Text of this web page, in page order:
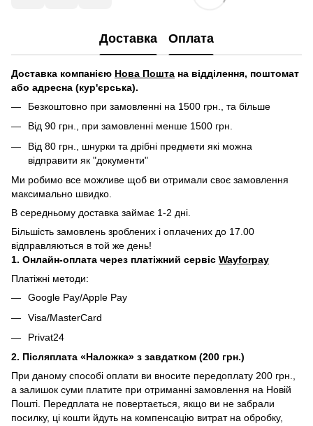
Доставка Оплата
Доставка компанією Нова Пошта на відділення, поштомат
або адресна (кур'єрська).
Безкоштовно при замовленні на 1500 грн., та більше
Від 90 грн., при замовленні менше 1500 грн.
Від 80 грн., шнурки та дрібні предмети які можна
відправити як "документи"
Ми робимо все можливе щоб ви отримали своє замовлення
максимально швидко.
В середньому доставка займає 1-2 дні.
Більшість замовлень зроблених і оплачених до 17.00
відправляються в той же день!
1. Онлайн-оплата через платіжний сервіс Wayforpay
Платіжні методи:
Google Pay/Apple Pay
Visa/MasterCard
Privat24
2. Післяплата «Наложка» з завдатком (200 грн.)
При даному способі оплати ви вносите передоплату 200 грн.,
а залишок суми платите при отриманні замовлення на Новій
Пошті. Передплата не повертається, якщо ви не забрали
посилку, ці кошти йдуть на компенсацію витрат на обробку,